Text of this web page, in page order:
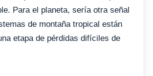
Para el planeta, sería otra señal
de montaña tropical están
etapa de pérdidas difíciles de